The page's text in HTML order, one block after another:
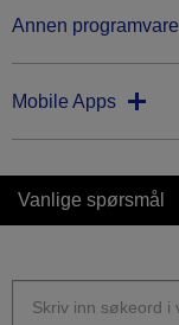
Annen programvare
Mobile Apps
Vanlige spørsmål